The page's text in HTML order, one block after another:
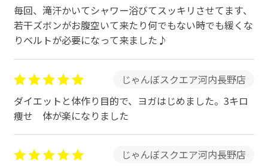
毎回、滝汗かいてシャワー浴びてスッキリさせてます、
若干ズボンがお腹空いて来たり何でもない時でも緩くな
りベルトが必要になって来ました♪
じゃんぼスクエア河内長野店
ダイエットと体作り目的で、ヨガはじめました。3キロ
痩せ 体が楽になりました
じゃんぼスクエア河内長野店